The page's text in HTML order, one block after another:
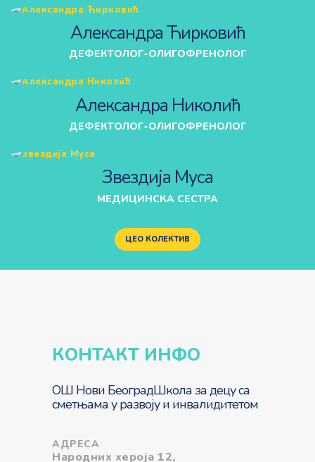
Александра Ћирковић
ДЕФЕКТОЛОГ-ОЛИГОФРЕНОЛОГ
Александра Николић
ДЕФЕКТОЛОГ-ОЛИГОФРЕНОЛОГ
Звездија Муса
МЕДИЦИНСКА СЕСТРА
ЦЕО КОЛЕКТИВ
КОНТАКТ ИНФО
ОШ Нови БеоградШкола за децу са
сметњама у развоју и инвалидитетом
АДРЕСА
Народних хероја 12,